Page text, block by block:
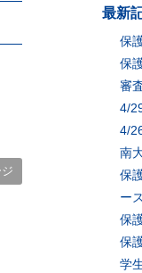
最新
保
保
審
4/
4/
南
保
ー
保
保
学